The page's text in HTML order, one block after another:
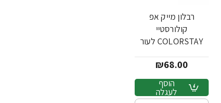
רבלון מייק אפ
קולורסטיי
COLORSTAY לעור
מבית REVLON
₪68.00
הוסף
לעגלה